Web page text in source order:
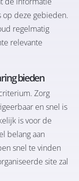
deze gebieden.
regelmatig
relevante
bieden
Zorg
en snel is
is voor de
belang aan
snel te vinden
site zal